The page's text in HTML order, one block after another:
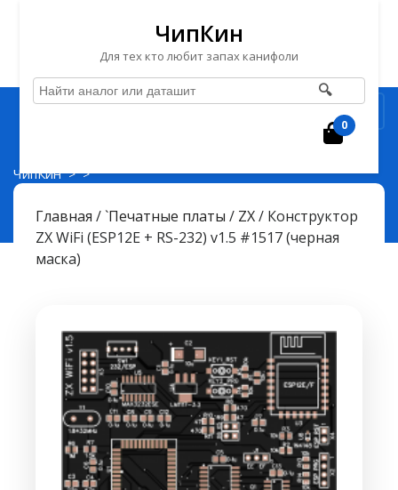
Перейти
ЧипКин
Для тех кто любит запах канифоли
🔍
0
ЧипКин> >
Конструктор ZX WiFi (ESP12E + RS-232) v1.5 #1517
(черная маска)
Главная /`Печатные платы / ZX/ Конструктор
ZX WiFi (ESP12E + RS-232) v1.5 #1517 (черная
маска)